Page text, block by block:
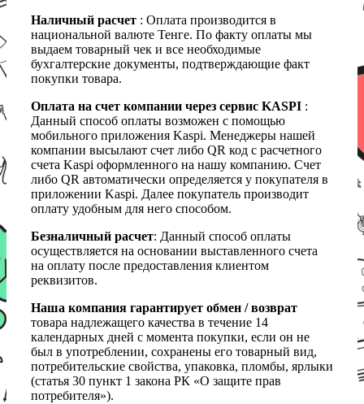
Наличный расчет : Оплата производится в
национальной валюте Тенге. По факту оплаты мы
выдаем товарный чек и все необходимые
бухгалтерские документы, подтверждающие факт
покупки товара.
Оплата на счет компании через сервис KASPI :
Данный способ оплаты возможен с помощью
мобильного приложения Kaspi. Менеджеры нашей
компании высылают счет либо QR код с расчетного
счета Kaspi оформленного на нашу компанию. Счет
либо QR автоматически определяется у покупателя в
приложении Kaspi. Далее покупатель производит
оплату удобным для него способом.
Безналичный расчет: Данный способ оплаты
осуществляется на основании выставленного счета
на оплату после предоставления клиентом
реквизитов.
Наша компания гарантирует обмен / возврат
товара надлежащего качества в течение 14
календарных дней с момента покупки, если он не
был в употреблении, сохранены его товарный вид,
потребительские свойства, упаковка, пломбы, ярлыки
(статья 30 пункт 1 закона РК «О защите прав
потребителя»).